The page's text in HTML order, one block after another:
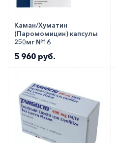
Каман/Хуматин
(Паромомицин) капсулы
250мг №16
5 960 руб.